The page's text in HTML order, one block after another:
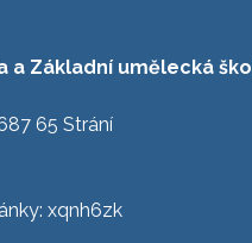
a Základní umělecká
65 Strání
xqnh6zk